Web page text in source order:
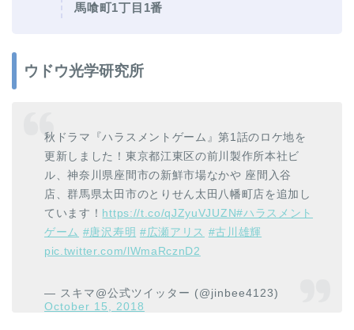
馬喰町1丁目1番
ウドウ光学研究所
秋ドラマ『ハラスメントゲーム』第1話のロケ地を
更新しました！東京都江東区の前川製作所本社ビ
ル、神奈川県座間市の新鮮市場なかや 座間入谷
店、群馬県太田市のとりせん太田八幡町店を追加し
ています！ https://t.co/qJZyuVJUZN#ハラスメント
ゲーム #唐沢寿明 #広瀬アリス #古川雄輝
pic.twitter.com/lWmaRcznD2
— スキマ@公式ツイッター (@jinbee4123)
October 15, 2018